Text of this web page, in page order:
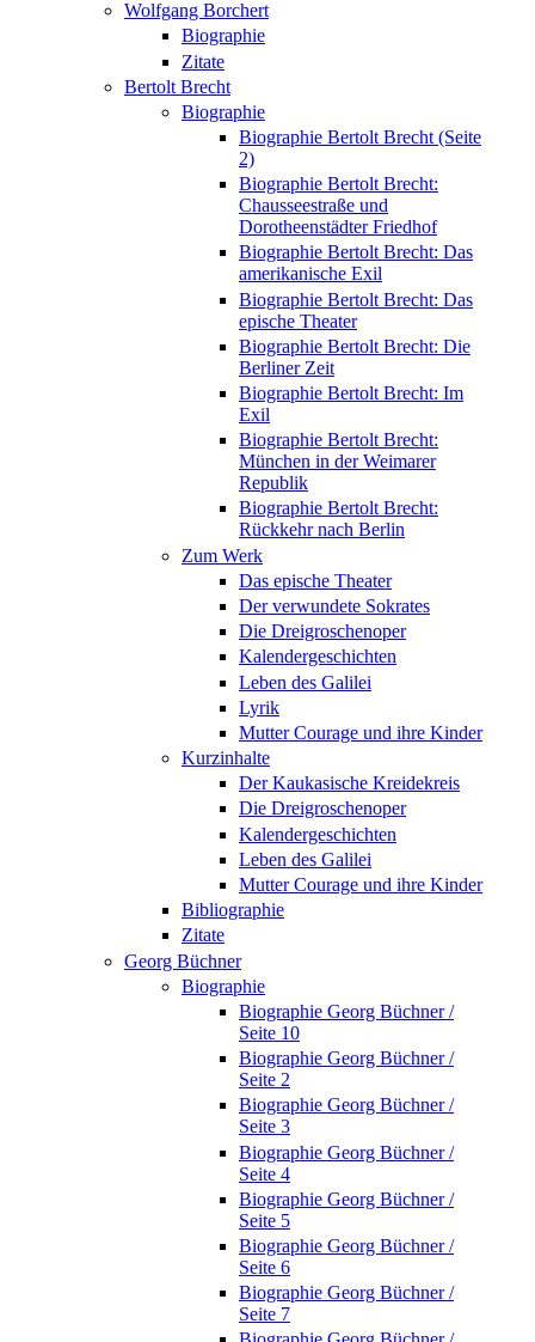
Wolfgang Borchert
Biographie
Zitate
Bertolt Brecht
Biographie
Biographie Bertolt Brecht (Seite
2)
Biographie Bertolt Brecht:
Chausseestraße und
Dorotheenstädter Friedhof
Biographie Bertolt Brecht: Das
amerikanische Exil
Biographie Bertolt Brecht: Das
epische Theater
Biographie Bertolt Brecht: Die
Berliner Zeit
Biographie Bertolt Brecht: Im
Exil
Biographie Bertolt Brecht:
München in der Weimarer
Republik
Biographie Bertolt Brecht:
Rückkehr nach Berlin
Zum Werk
Das epische Theater
Der verwundete Sokrates
Die Dreigroschenoper
Kalendergeschichten
Leben des Galilei
Lyrik
Mutter Courage und ihre Kinder
Kurzinhalte
Der Kaukasische Kreidekreis
Die Dreigroschenoper
Kalendergeschichten
Leben des Galilei
Mutter Courage und ihre Kinder
Bibliographie
Zitate
Georg Büchner
Biographie
Biographie Georg Büchner /
Seite 10
Biographie Georg Büchner /
Seite 2
Biographie Georg Büchner /
Seite 3
Biographie Georg Büchner /
Seite 4
Biographie Georg Büchner /
Seite 5
Biographie Georg Büchner /
Seite 6
Biographie Georg Büchner /
Seite 7